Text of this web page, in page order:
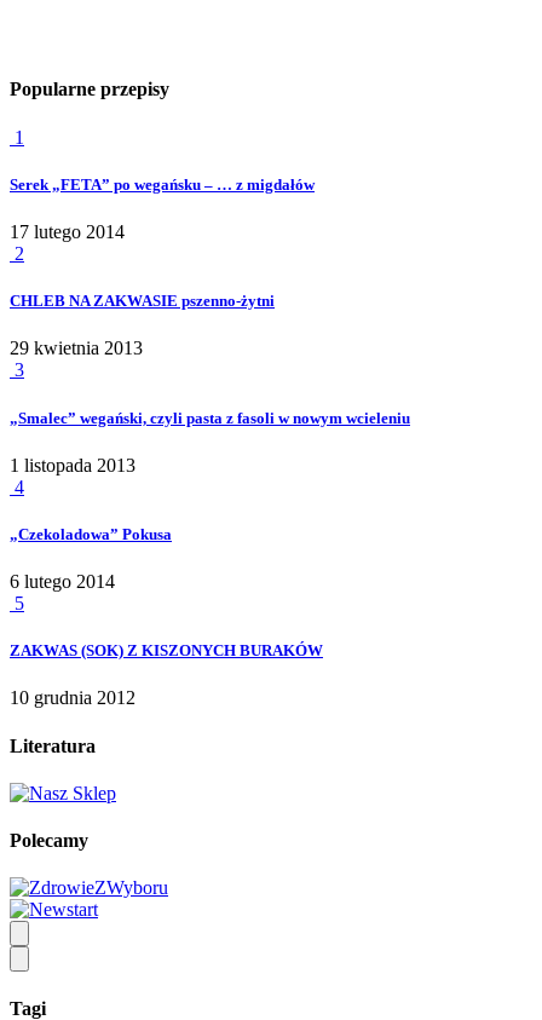
Popularne przepisy
1
Serek „FETA” po wegańsku – … z migdałów
17 lutego 2014
2
CHLEB NA ZAKWASIE pszenno-żytni
29 kwietnia 2013
3
„Smalec” wegański, czyli pasta z fasoli w nowym wcieleniu
1 listopada 2013
4
„Czekoladowa” Pokusa
6 lutego 2014
5
ZAKWAS (SOK) Z KISZONYCH BURAKÓW
10 grudnia 2012
Literatura
Polecamy
Tagi